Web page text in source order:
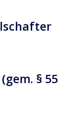
§ 55